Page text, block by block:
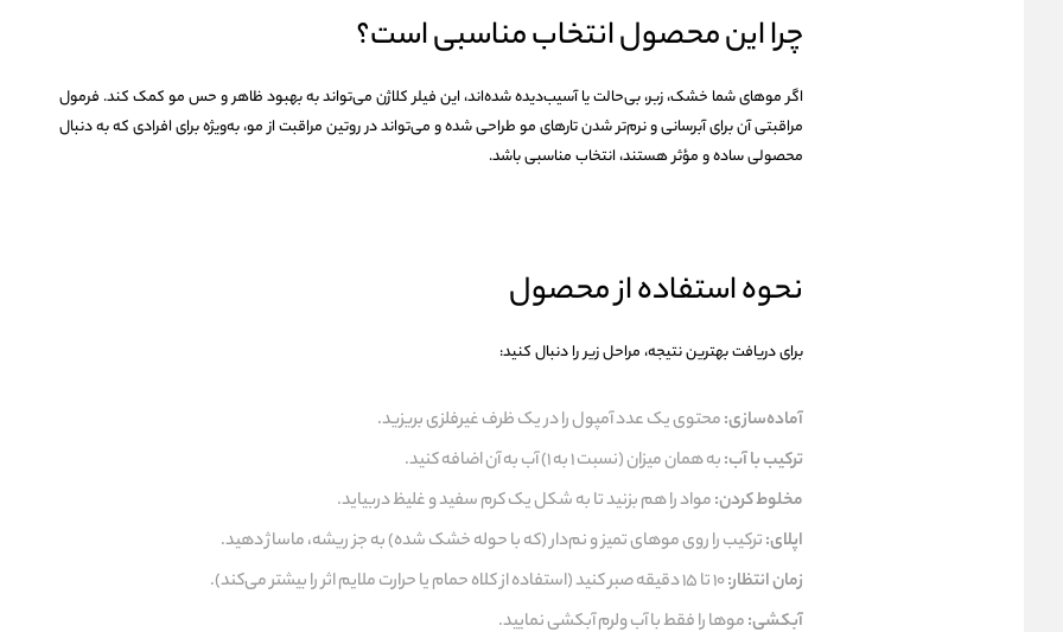
چرا این محصول انتخاب مناسبی است؟
اگر موهای شما خشک، زبر، بی‌حالت یا آسیب‌دیده شده‌اند، این فیلر کلاژن می‌تواند به بهبود ظاهر و حس مو کمک کند. فرمول
مراقبتی آن برای آبرسانی و نرم‌تر شدن تارهای مو طراحی شده و می‌تواند در روتین مراقبت از مو، به‌ویژه برای افرادی که به دنبال
محصولی ساده و مؤثر هستند، انتخاب مناسبی باشد.
نحوه استفاده از محصول
برای دریافت بهترین نتیجه، مراحل زیر را دنبال کنید:
آماده‌سازی:محتوی یک عدد آمپول را در یک ظرف غیرفلزی بریزید.
ترکیب با آب:به همان میزان (نسبت ۱ به ۱) آب به آن اضافه کنید.
مخلوط کردن:مواد را هم بزنید تا به شکل یک کرم سفید و غلیظ دربیاید.
اپلای:ترکیب را روی موهای تمیز و نم‌دار (که با حوله خشک شده) به جز ریشه، ماساژ دهید.
زمان انتظار:۱۰ تا ۱۵ دقیقه صبر کنید (استفاده از کلاه حمام یا حرارت ملایم اثر را بیشتر می‌کند).
آبکشی:موها را فقط با آب ولرم آبکشی نمایید.